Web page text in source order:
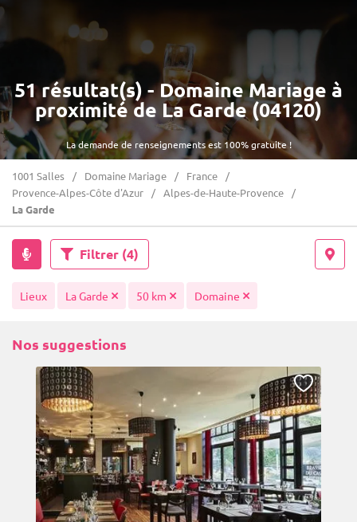
La demande de renseignements est 100% gratuite !
51 résultat(s) - Domaine Mariage à
proximité de La Garde (04120)
1001 Salles Domaine Mariage
France
Provence-Alpes-Côte d'Azur
Alpes-de-Haute-Provence
La Garde
Filtrer (4)
Lieux La Garde 50 km Domaine
Nos suggestions